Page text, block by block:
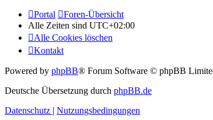
Portal
Foren-Übersicht
Alle Zeiten sind UTC+02:00
Alle Cookies löschen
Kontakt
Powered by phpBB® Forum Software © phpBB
Deutsche Übersetzung durch phpBB.de
Datenschutz | Nutzungsbedingungen